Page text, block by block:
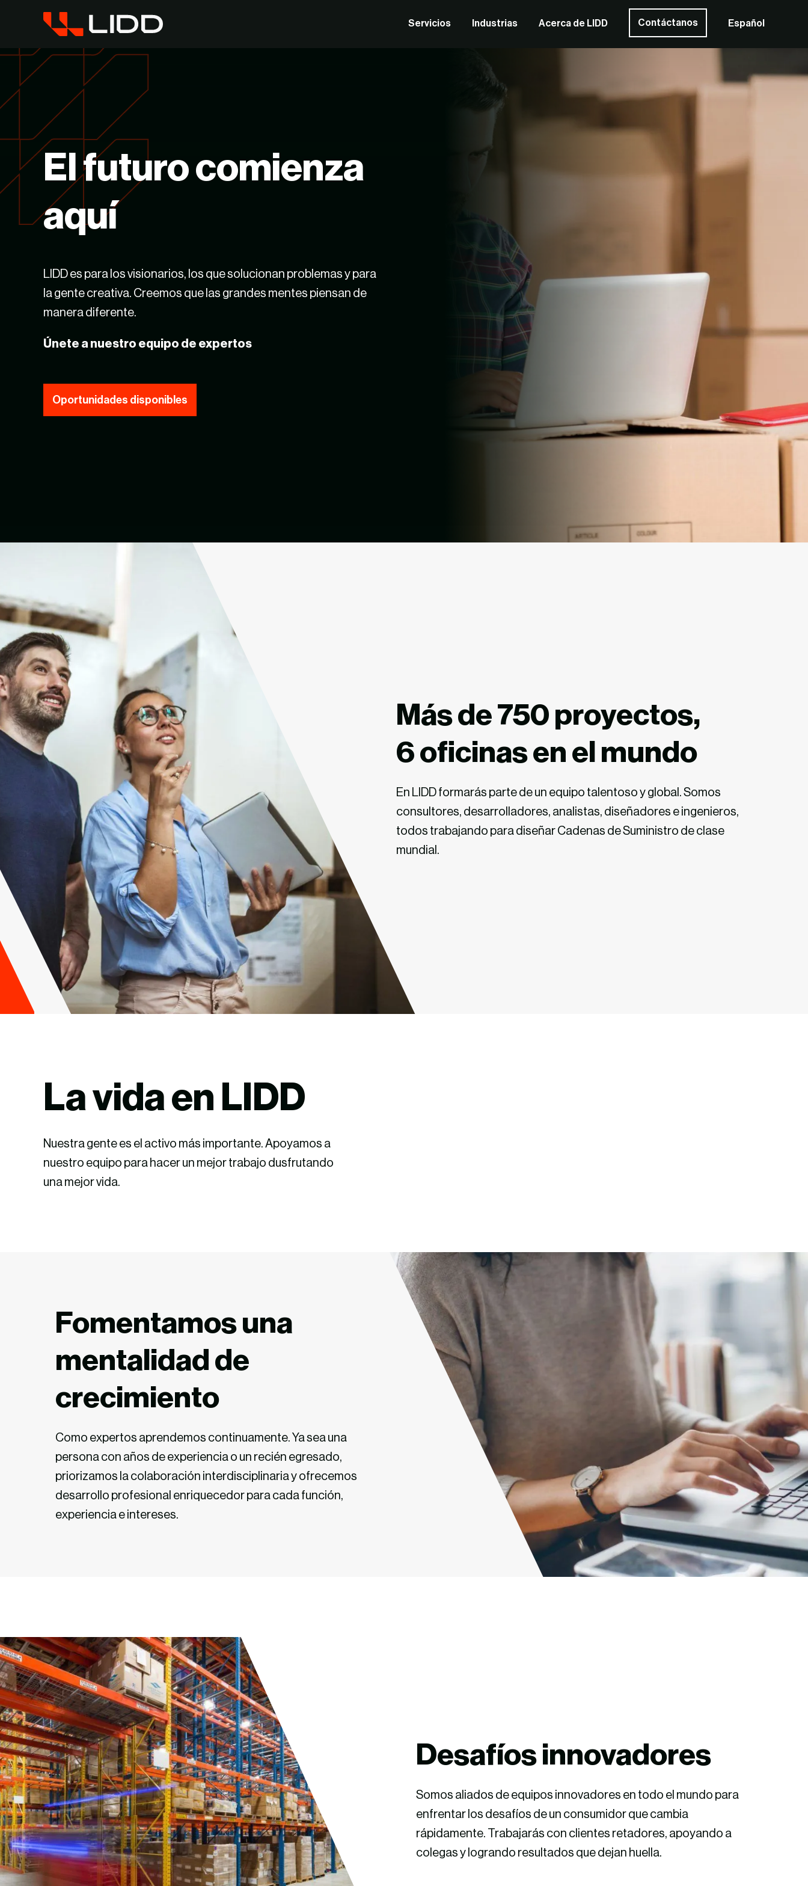
Servicios Industrias Acerca de LIDD Contáctanos Español
Elfuturo comienza
aquí
LIDD es para los visionarios, los que solucionan problemas y para
la gente creativa. Creemos que las grandes mentes piensan de
manera diferente.
Únete a nuestro equipo de expertos
Oportunidades disponibles
Más de 750 proyectos,
6 oficinas en el mundo
En LIDD formarás parte deun equipo talentoso yglobal. Somos
consultores, desarrolladores, analistas, diseñadores e ingenieros,
todos trabajando para diseñar Cadenas de Suministro de clase
mundial.
La vida en LIDD
Nuestra gente es el activo más importante. Apoyamos a
nuestro equipo para hacer un mejor trabajo dusfrutando
una mejor vida.
Fomentamos una
mentalidad de
crecimiento
Como expertos aprendemos continuamente. Ya sea una
persona con años de experiencia o un recién egresado,
priorizamos la colaboración interdisciplinaria y ofrecemos
desarrollo profesional enriquecedor para cada función,
experiencia e intereses.
Desafíos innovadores
Somos aliados de equipos innovadores en todo el mundo para
enfrentar los desafíos de un consumidor que cambia
rápidamente.
rabajarás con clientes retadores, apoyando a
colegas y logrando resultados que dejan huella.